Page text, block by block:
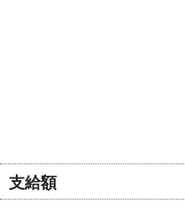
支給額